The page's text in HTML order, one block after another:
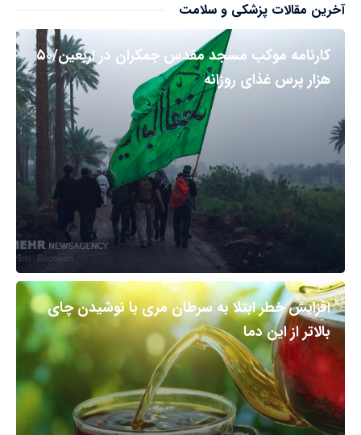
آخرین مقالات پزشکی و سلامت
کارنامه موکب مسجد مقدس جمکران در اربعین/۵۰
هزار پرس غذای روزانه
افزایش خطر ابتلا به سرطان مری با نوشیدن چای
بالاتر از این دما